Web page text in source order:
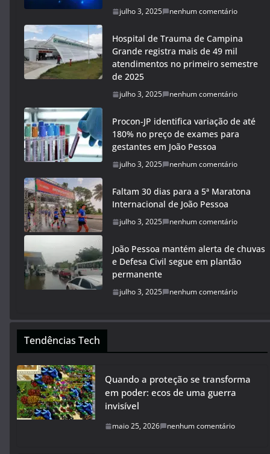
julho 3, 2025 nenhum comentário
Hospital de Trauma de Campina
Grande registra mais de 49 mil
atendimentos no primeiro semestre
de 2025
julho 3, 2025 nenhum comentário
Procon-JP identifica variação de até
180% no preço de exames para
gestantes em João Pessoa
julho 3, 2025 nenhum comentário
Faltam 30 dias para a 5ª Maratona
Internacional de João Pessoa
julho 3, 2025 nenhum comentário
João Pessoa mantém alerta de chuvas
e Defesa Civil segue em plantão
permanente
julho 3, 2025 nenhum comentário
Tendências Tech
Quando a proteção se transforma
em poder: ecos de uma guerra
invisível
maio 25, 2026 nenhum comentário